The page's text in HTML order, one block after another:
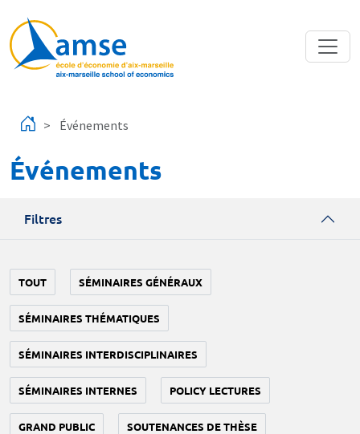
Événements
Événements
Filtres
TOUT SÉMINAIRES GÉNÉRAUX
SÉMINAIRES THÉMATIQUES
SÉMINAIRES INTERDISCIPLINAIRES
SÉMINAIRES INTERNES POLICY LECTURES
GRAND PUBLIC SOUTENANCES DE THÈSE